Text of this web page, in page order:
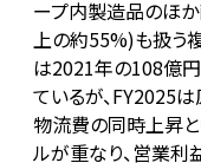
ープ内製造品のほ
上の約55%)も扱う
は2021年の108億
ているが、FY2025
物流費の同時上昇
ルが重なり、営業